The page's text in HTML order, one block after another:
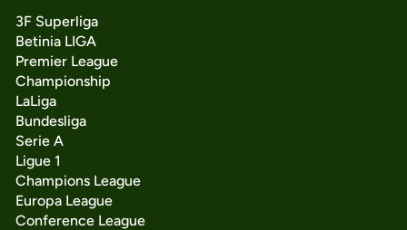
3F Superliga
Betinia LIGA
Premier League
Championship
LaLiga
Bundesliga
Serie A
Ligue 1
Champions League
Europa League
Conference League